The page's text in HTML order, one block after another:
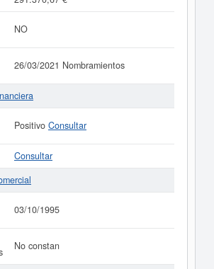
NO
26/03/2021 Nombramientos
Positivo Consultar
Consultar
03/10/1995
No constan